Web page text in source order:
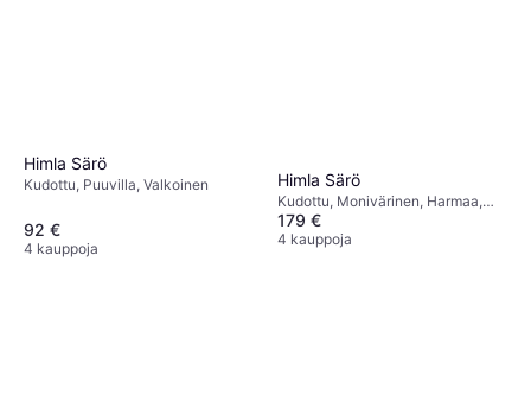
Himla Särö
Kudottu, Puuvilla, Valkoinen
92 €
4 kauppoja
Himla Särö
Kudottu, Monivärinen, Harmaa,
Beige
179 €
4 kauppoja